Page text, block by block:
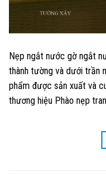
Nẹp ngắt nước gờ ngắt
thành tường và dưới trần
phẩm được sản xuất và
thương hiệu Phào nẹp